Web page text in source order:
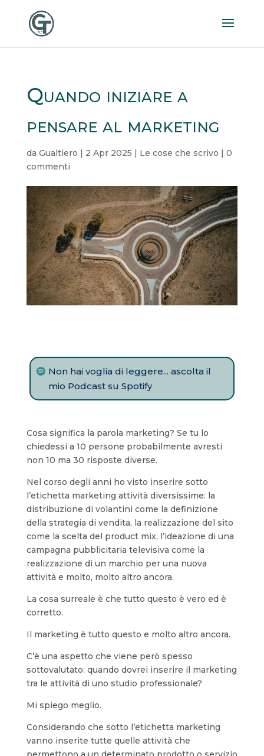
Quando iniziare a
pensare al marketing
da Gualtiero | 2 Apr 2025 | Le cose che scrivo | 0
commenti
Non hai voglia di leggere... ascolta il
mio Podcast su Spotify
Cosa significa la parola marketing? Se tu lo
chiedessi a 10 persone probabilmente avresti
non 10 ma 30 risposte diverse.
Nel corso degli anni ho visto inserire sotto
l’etichetta marketing attività diversissime: la
distribuzione di volantini come la definizione
della strategia di vendita, la realizzazione del sito
come la scelta del product mix, l’ideazione di una
campagna pubblicitaria televisiva come la
realizzazione di un marchio per una nuova
attività e molto, molto altro ancora.
La cosa surreale è che tutto questo è vero ed è
corretto.
Il marketing è tutto questo e molto altro ancora.
C’è una aspetto che viene però spesso
sottovalutato: quando dovrei inserire il marketing
tra le attività di uno studio professionale?
Mi spiego meglio.
Considerando che sotto l’etichetta marketing
vanno inserite tutte quelle attività che